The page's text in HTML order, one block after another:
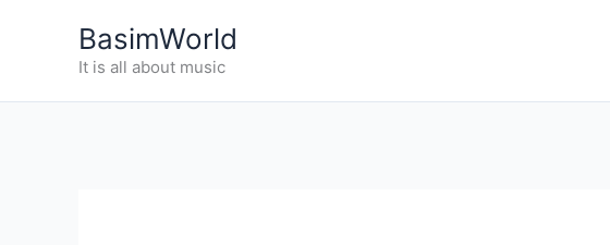
BasimWorld
It is all about music